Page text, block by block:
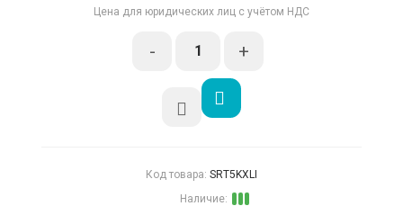
Цена для юридических лиц с учётом НДС
- +
Код товара: SRT5KXLI
Наличие: